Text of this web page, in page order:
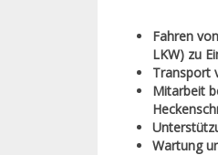
Fahren
LKW) zu
Transport
Mitarbeit
Wartung